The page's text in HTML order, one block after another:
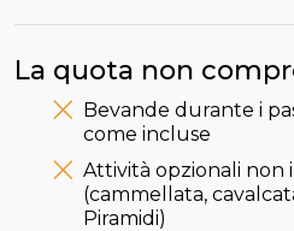
La quota non
Bevande durante i
come incluse
Attività opzionali non
(cammellata,
Piramidi)